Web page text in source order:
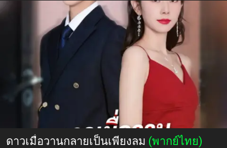
ดาวเมื่อวานกลายเป็นเพียงลม (พากย์ไทย)